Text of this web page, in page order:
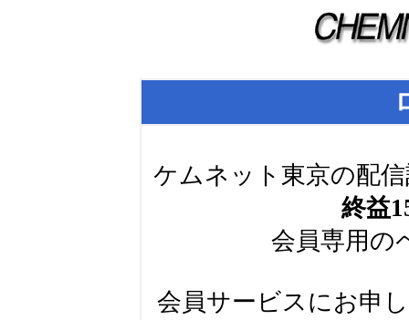
ケムネット東京の配
終益
会員専用の
会員サービスにお申